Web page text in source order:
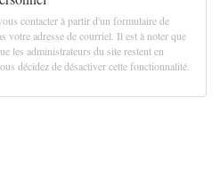
contacter à partir d'un formulaire de
votre adresse de courriel. Il est à noter que
les administrateurs du site restent en
décidez de désactiver cette fonctionnalité.